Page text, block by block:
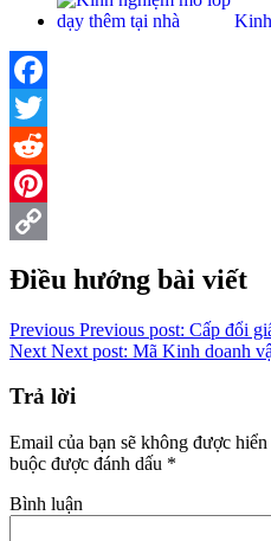
Facebook
Twitter
Reddit
Pinterest
Điều hướng bài viết
Previous Previous post: Cấp đổi
Next Next post: Mã Kinh doanh
Trả lời
Email của bạn sẽ không được
buộc được đánh dấu *
Bình luận